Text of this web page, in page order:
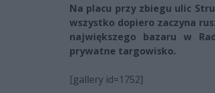
Na placu przy zbiegu ulic
wszystko dopiero zaczyna
największego bazaru w
prywatne targowisko.
[gallery id=1752]